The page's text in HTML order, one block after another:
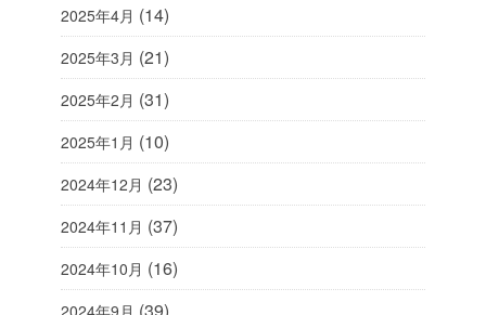
2025年4月 (14)
2025年3月 (21)
2025年2月 (31)
2025年1月 (10)
2024年12月 (23)
2024年11月 (37)
2024年10月 (16)
2024年9月 (39)